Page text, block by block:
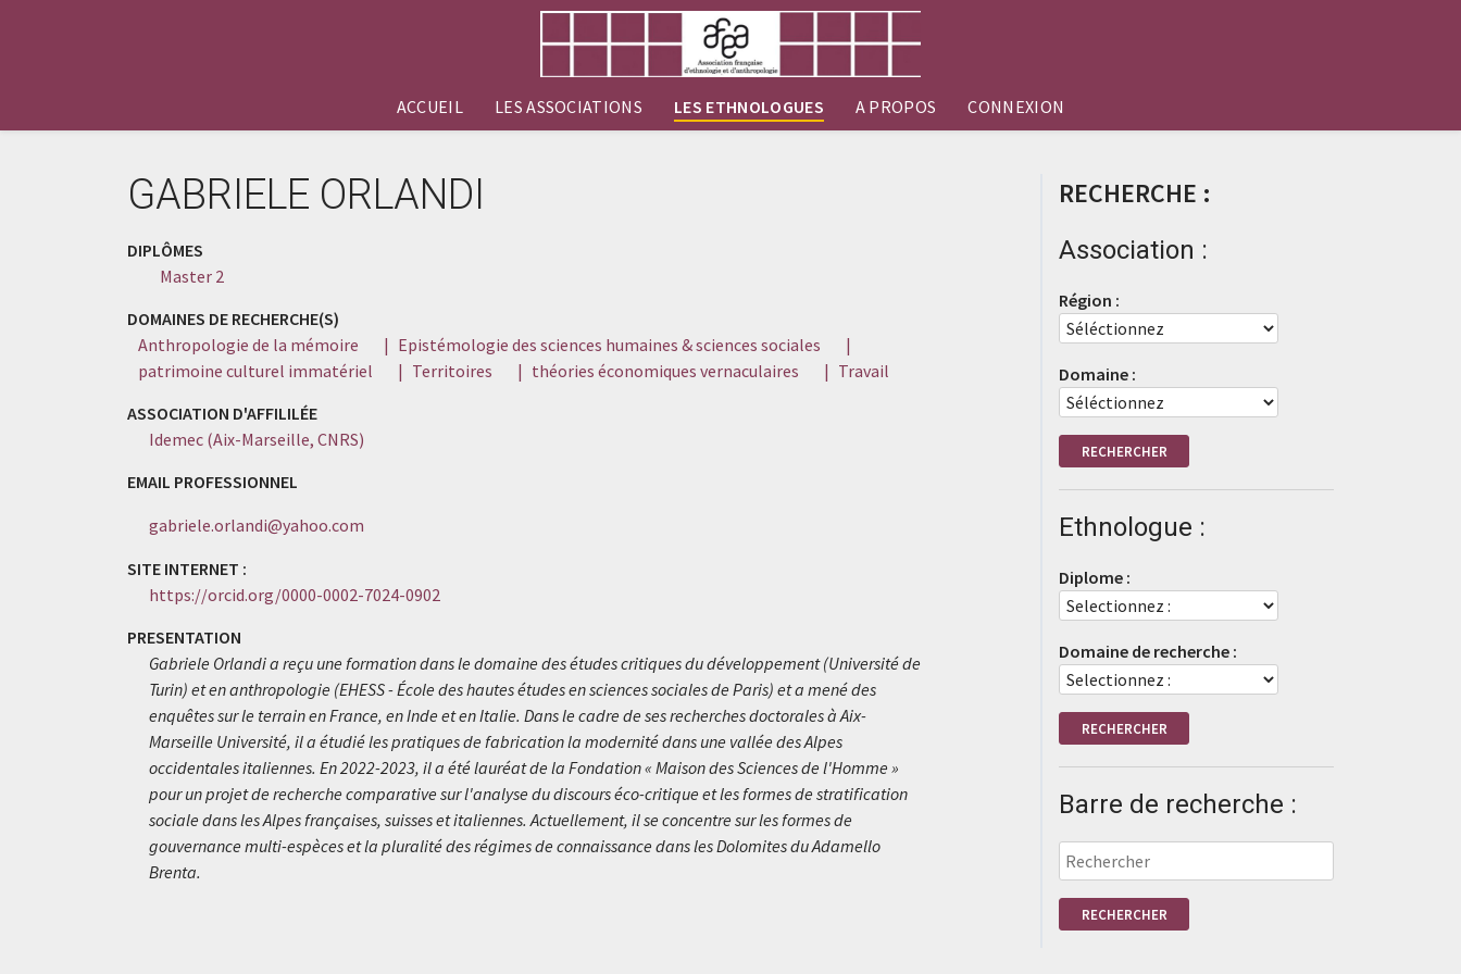
ACCUEIL LES ASSOCIATIONS LES ETHNOLOGUES A PROPOS CONNEXION
GABRIELE ORLANDI
DIPLÔMES
Master 2
DOMAINES DE RECHERCHE(S)
Anthropologie de la mémoire
| Epistémologie des sciences humaines & sciences sociales
|
patrimoine culturel immatériel
| Territoires | théories économiques vernaculaires | Travail
ASSOCIATION D'AFFILILÉE
Idemec (Aix-Marseille, CNRS)
EMAIL PROFESSIONNEL
gabriele.orlandi@yahoo.com
SITE INTERNET :
https://orcid.org/0000-0002-7024-0902
PRESENTATION
Gabriele Orlandi a reçu une formation dans le domaine des études critiques du développement (Université de
Turin) et en anthropologie (EHESS - École des hautes études en sciences sociales de Paris) et a mené des
enquêtes sur le terrain en France, en Inde et en Italie. Dans le cadre de ses recherches doctorales à Aix-
Marseille Université, il a étudié les pratiques de fabrication la modernité dans une vallée des Alpes
occidentales italiennes. En 2022-2023, il a été lauréat de la Fondation « Maison des Sciences de l'Homme »
pour un projet de recherche comparative sur l'analyse du discours éco-critique et les formes de stratification
sociale dans les Alpes françaises, suisses et italiennes. Actuellement, il se concentre sur les formes de
gouvernance multi-espèces et la pluralité des régimes de connaissance dans les Dolomites du Adamello
Brenta.
RECHERCHE :
Association :
Région :
Domaine :
Ethnologue :
Diplome :
Domaine de recherche :
Barre de recherche :